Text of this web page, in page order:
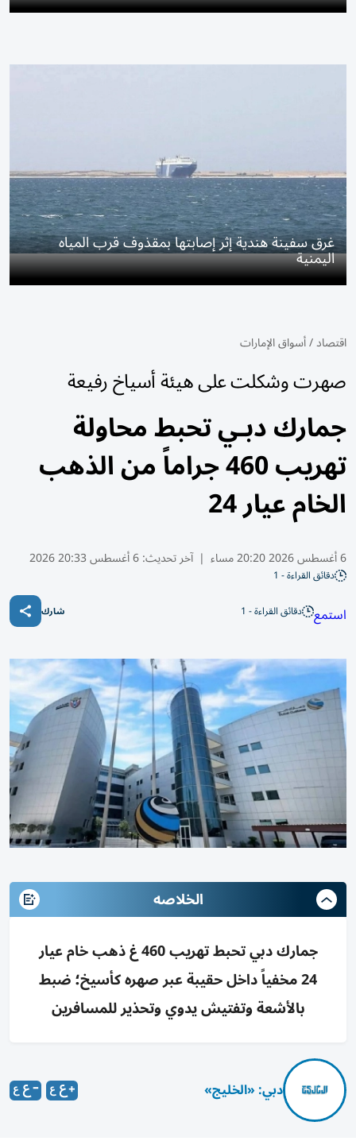
غرق سفينة هندية إثر إصابتها بمقذوف قرب المياه
اليمنية
اقتصاد/أسواق الإمارات
صهرت وشكلت على هيئة أسياخ رفيعة
جمارك دبـي تحبط محاولة
تهريب 460 جراماً من الذهب
الخام عيار 24
6 أغسطس 2026 20:20 مساء | آخر تحديث:6 أغسطس 20:33 2026
دقائق القراءة - 1
استمع دقائق القراءة - 1 شارك
الخلاصه
جمارك دبي تحبط تهريب 460 غ ذهب خام عيار
24 مخفياً داخل حقيبة عبر صهره كأسيخ؛ ضبط
بالأشعة وتفتيش يدوي وتحذير للمسافرين
دبي: «الخليج»